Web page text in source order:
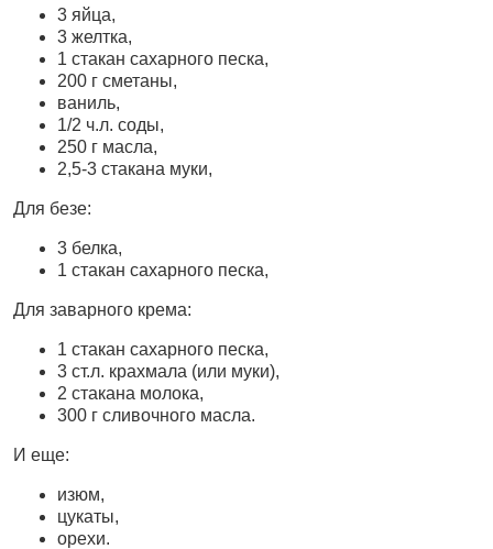
3 яйца,
3 желтка,
1 стакан сахарного песка,
200 г сметаны,
ваниль,
1/2 ч.л. соды,
250 г масла,
2,5-3 стакана муки,
Для безе:
3 белка,
1 стакан сахарного песка,
Для заварного крема:
1 стакан сахарного песка,
3 ст.л. крахмала (или муки),
2 стакана молока,
300 г сливочного масла.
И еще:
изюм,
цукаты,
орехи.